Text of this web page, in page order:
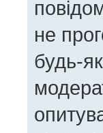
не
будь-